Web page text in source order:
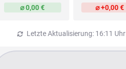
⌀ 0,00 € ⌀ +0,00 €
Letzte Aktualisierung: 16:11 Uhr